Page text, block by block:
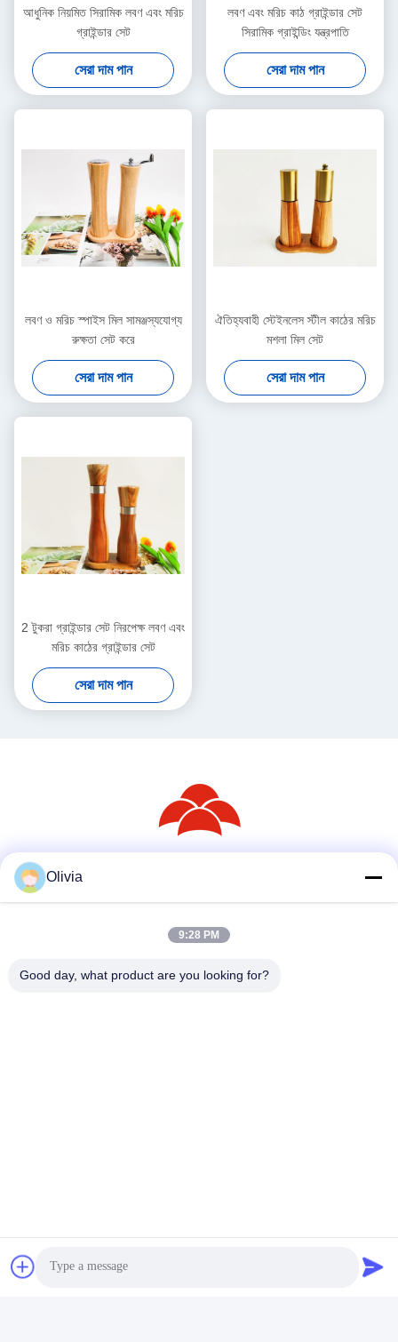
আধুনিক নিয়মিত সিরামিক লবণ এবং মরিচ
গ্রাইন্ডার সেট
সেরা দাম পান
লবণ এবং মরিচ কাঠ গ্রাইন্ডার সেট
সিরামিক গ্রাইন্ডিং যন্ত্রপাতি
সেরা দাম পান
লবণ ও মরিচ স্পাইস মিল সামঞ্জস্যযোগ্য
রুক্ষতা সেট করে
সেরা দাম পান
ঐতিহ্যবাহী স্টেইনলেস স্টীল কাঠের মরিচ
মশলা মিল সেট
সেরা দাম পান
2 টুকরা গ্রাইন্ডার সেট নিরপেক্ষ লবণ এবং
মরিচ কাঠের গ্রাইন্ডার সেট
সেরা দাম পান
চীন ভালো মানের প্লাস্টিকের পেপার গ্রিলার সরবরাহকারী। কপিরাইট © 2024-2026
KAIRUN CO.,LIMITED সমস্ত অধিকার সংরক্ষিত।
Olivia
9:28 PM
Good day, what product are you looking for?